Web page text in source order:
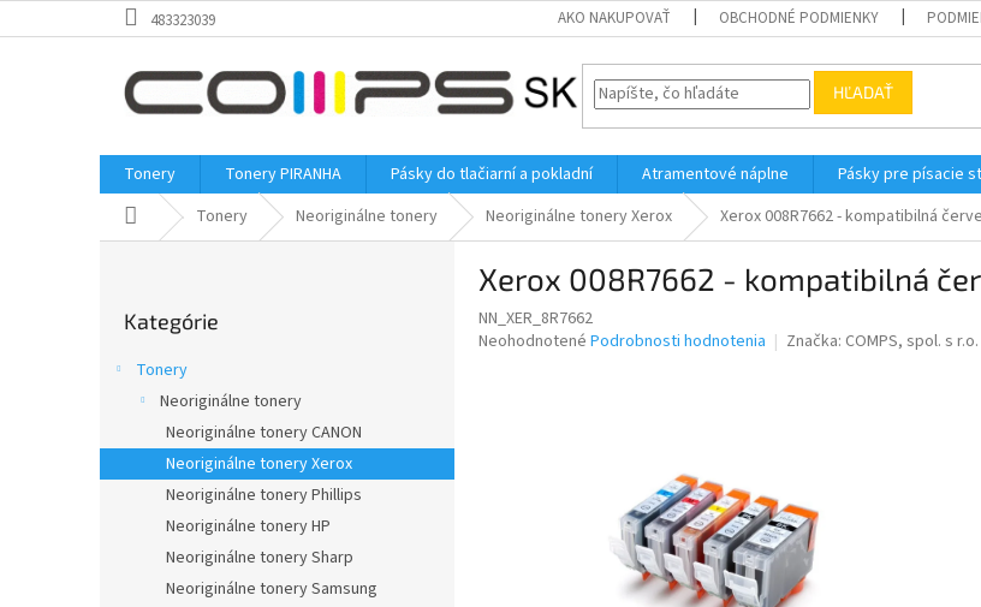
na
483323039 AKO NAKUPOVAŤ OBCHODNÉ PODMIENKY
HĽADAŤ
Tonery Tonery PIRANHA Pásky do tlačiarní a pokladní Atramentové náplne Pásky pre písacie
Domov Tonery Neoriginálne tonery Neoriginálne tonery Xerox Xerox 008R7662 - kompatibilná
kategórie
Kategórie
Tonery
Neoriginálne tonery
Neoriginálne tonery CANON
Neoriginálne tonery Xerox
Neoriginálne tonery Phillips
Neoriginálne tonery HP
Neoriginálne tonery Sharp
Neoriginálne tonery Samsung
Xerox 008R7662 - kompatibilná
NN_XER_8R7662
Priemerné
Neohodnotené Podrobnosti hodnotenia Značka: COMPS, spol. s r.o.